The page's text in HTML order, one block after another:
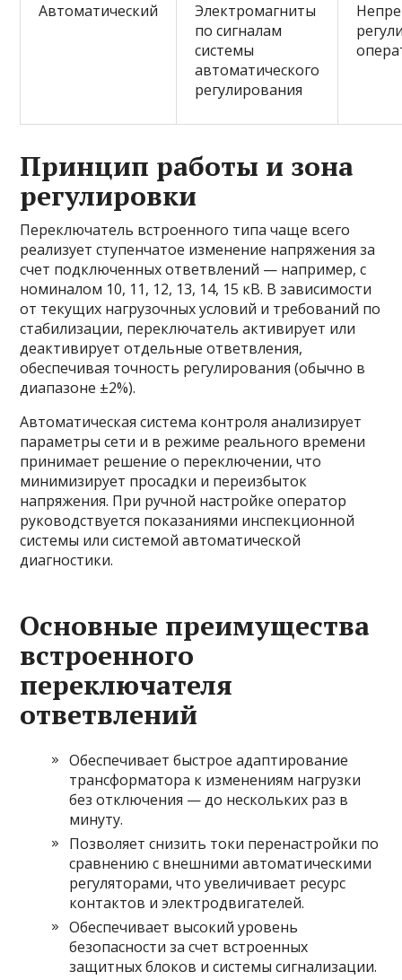
Автоматический
Электромагниты
по сигналам
системы
автоматического
регулирования
Принцип работы и зона
регулировки
Переключатель встроенного типа чаще всего
реализует ступенчатое изменение напряжения за
счет подключенных ответвлений — например, с
номиналом 10, 11, 12, 13, 14, 15 кВ. В зависимости
от текущих нагрузочных условий и требований по
стабилизации, переключатель активирует или
деактивирует отдельные ответвления,
обеспечивая точность регулирования (обычно в
диапазоне ±2%).
Автоматическая система контроля анализирует
параметры сети и в режиме реального времени
принимает решение о переключении, что
минимизирует просадки и переизбыток
напряжения. При ручной настройке оператор
руководствуется показаниями инспекционной
системы или системой автоматической
диагностики.
Основные преимущества
встроенного
переключателя
ответвлений
Обеспечивает быстрое адаптирование
трансформатора к изменениям нагрузки
без отключения — до нескольких раз в
минуту.
Позволяет снизить токи перенастройки по
сравнению с внешними автоматическими
регуляторами, что увеличивает ресурс
контактов и электродвигателей.
Обеспечивает высокий уровень
безопасности за счет встроенных
защитных блоков и системы сигнализации.